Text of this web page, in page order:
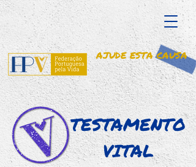
AJUDE ESTA CAUSA
TESTAMENTO
VITAL